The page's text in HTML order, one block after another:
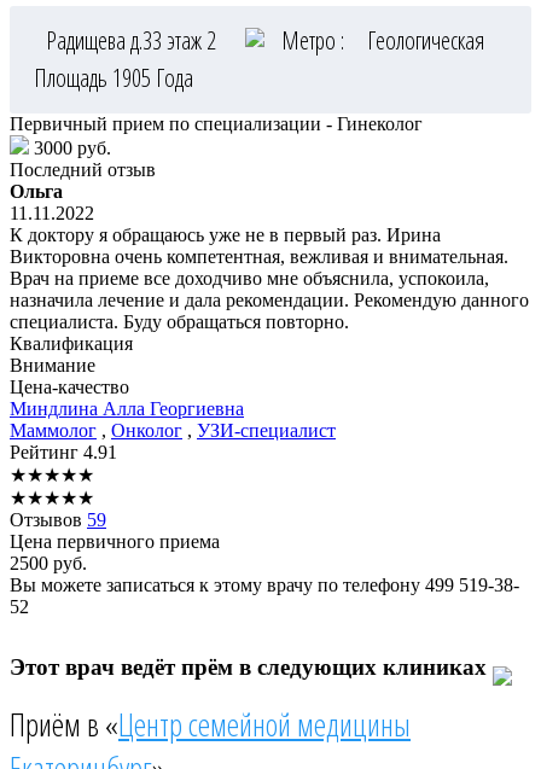
Радищева д.33 этаж 2 Метро :
Геологическая
Площадь 1905 Года
Первичный прием по специализации - Гинеколог
3000 руб.
Последний отзыв
Ольга
11.11.2022
К доктору я обращаюсь уже не в первый раз. Ирина
Викторовна очень компетентная, вежливая и внимательная.
Врач на приеме все доходчиво мне объяснила, успокоила,
назначила лечение и дала рекомендации. Рекомендую данного
специалиста. Буду обращаться повторно.
Квалификация
Внимание
Цена-качество
Миндлина Алла Георгиевна
Маммолог , Онколог , УЗИ-специалист
Рейтинг 4.91
★★★★★
★★★★★
Отзывов 59
Цена первичного приема
2500 руб.
Вы можете записаться к этому врачу по телефону 499 519-38-
52
Этот врач ведёт прём в следующих клиниках
Приём в «Центр семейной медицины